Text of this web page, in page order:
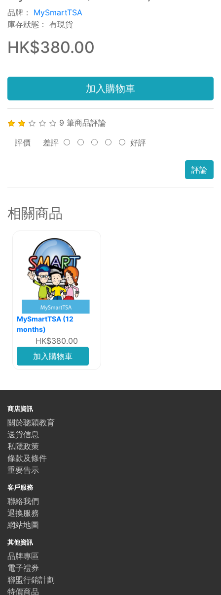
品牌： MySmartTSA
庫存狀態： 有現貨
HK$380.00
加入購物車
9 筆商品評論
評價 差評 好評
評論
相關商品
MySmartTSA (12
months)
HK$380.00
加入購物車
商店資訊
關於聰穎教育
送貨信息
私隱政策
條款及條件
重要告示
客戶服務
聯絡我們
退換服務
網站地圖
其他資訊
品牌專區
電子禮券
聯盟行銷計劃
特價商品